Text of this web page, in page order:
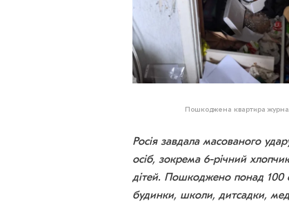
Пошкоджена квартира
Росія завдала масованого
осіб, зокрема 6-річний
дітей. Пошкоджено понад 100
будинки, школи, дитсадки,